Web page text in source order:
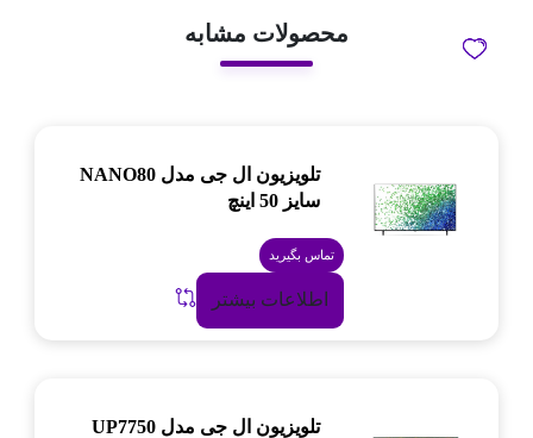
محصولات مشابه
تلویزیون ال جی مدل NANO80
سایز 50 اینچ
تماس بگیرید
اطلاعات بیشتر
تلویزیون ال جی مدل UP7750